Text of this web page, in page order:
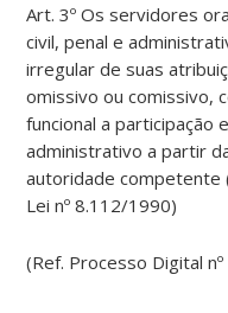
Art. 3º Os servidores
civil, penal e
irregular de suas
omissivo ou comissivo,
funcional a participação
administrativo a partir
autoridade competente
Lei nº 8.112/1990)
(Ref. Processo Digital